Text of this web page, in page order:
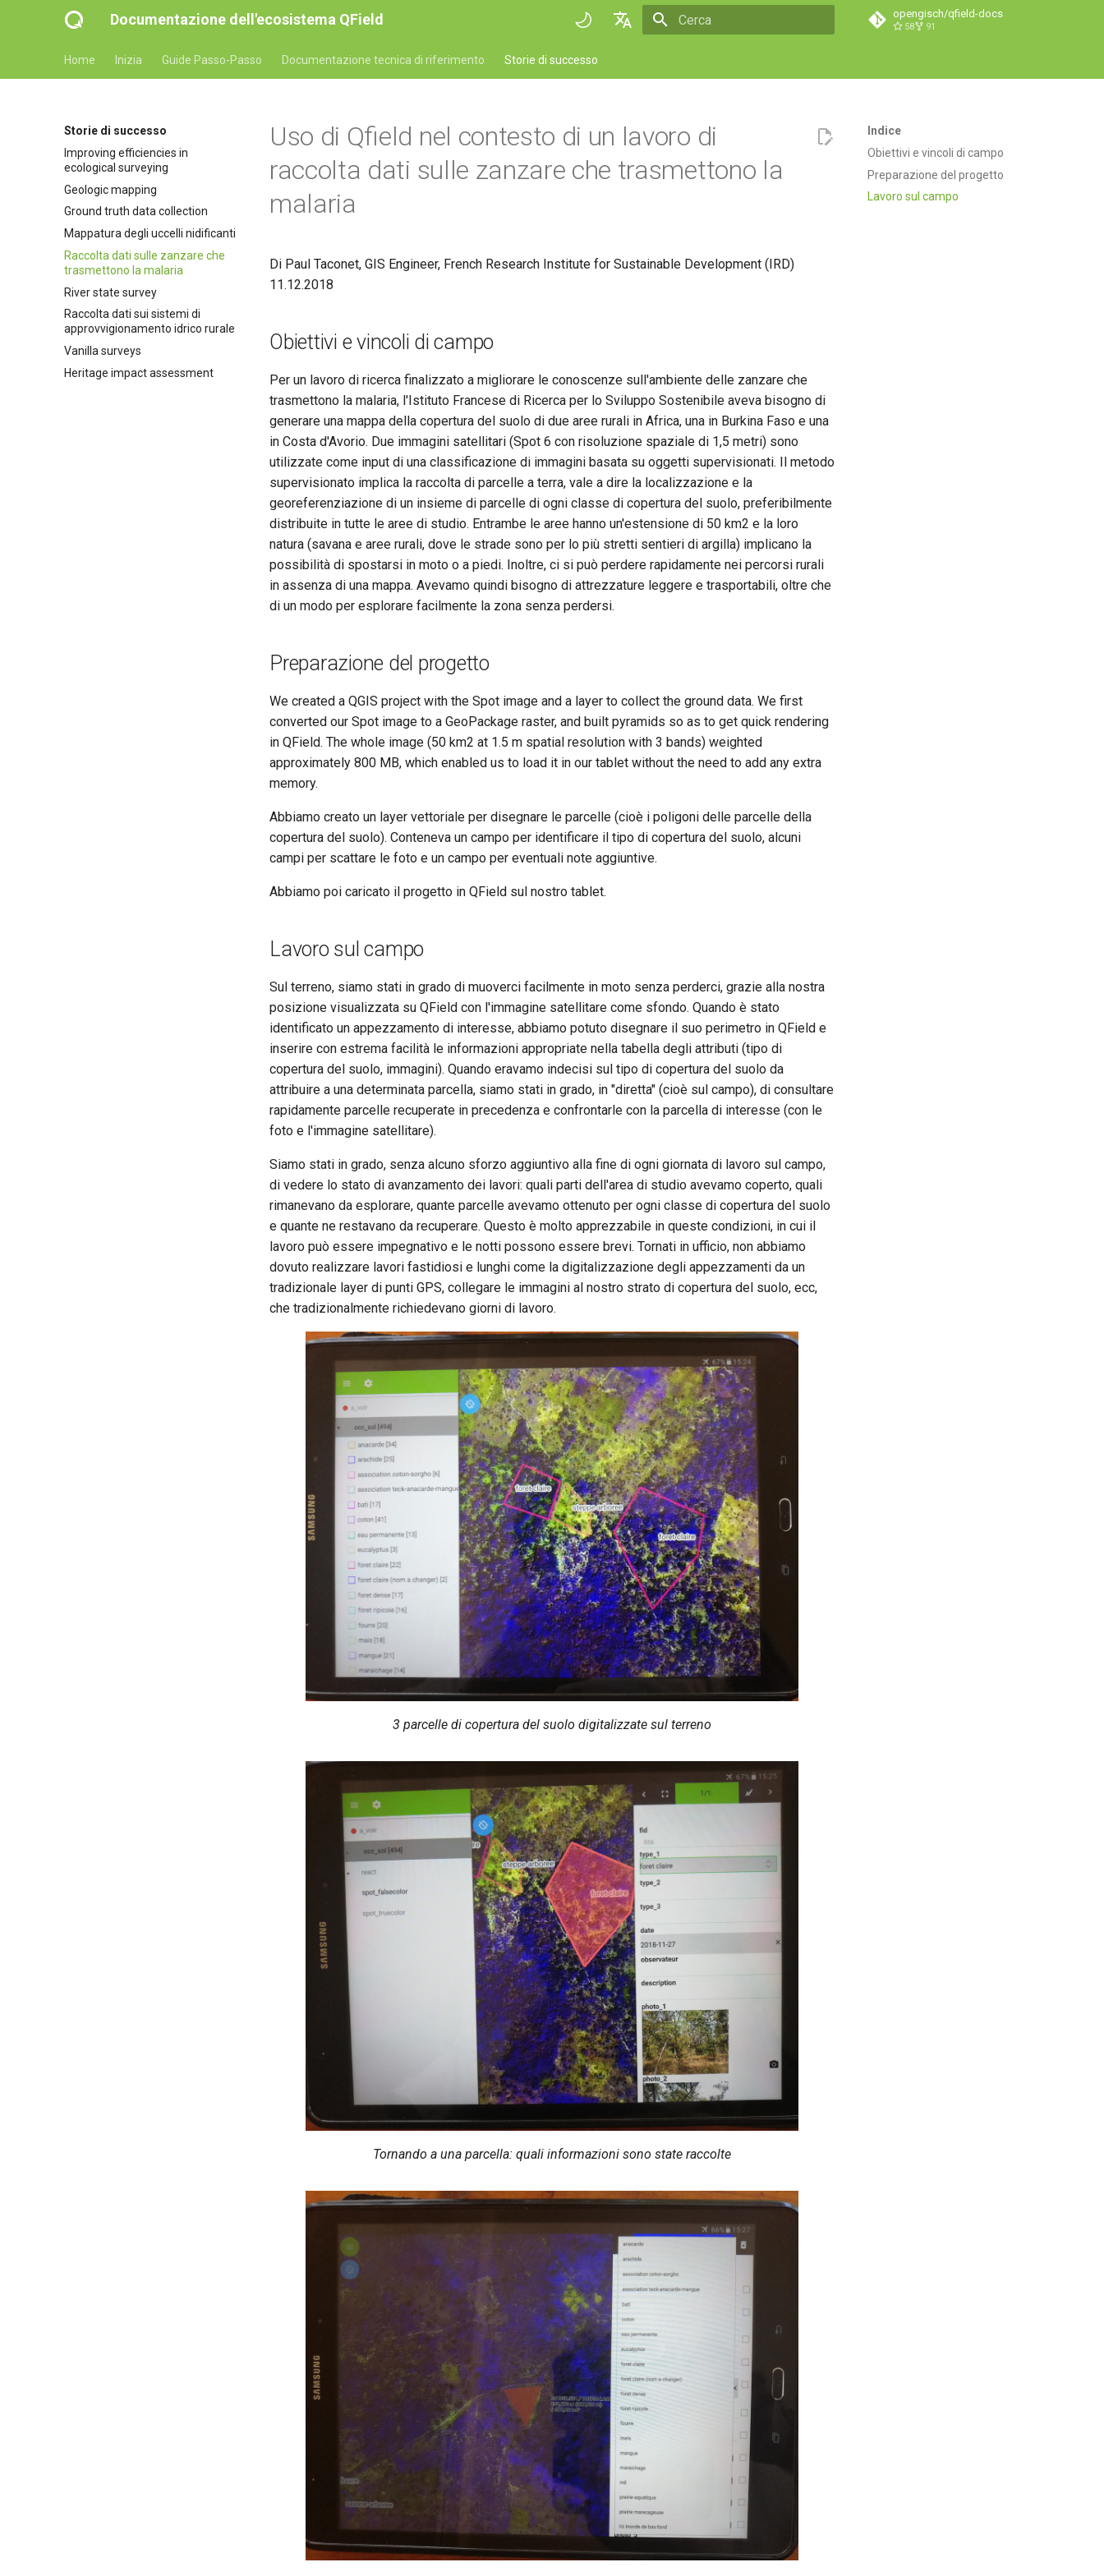
Documentazione dell'ecosistema QField
English
Italiano
日本語
简体中文
opengisch/qfield-docs
58 91
Home Inizia Guide Passo-Passo Documentazione tecnica di riferimento Storie di successo
Storie di successo
Improving efficiencies in
ecological surveying
Geologic mapping
Ground truth data collection
Mappatura degli uccelli nidificanti
Raccolta dati sulle zanzare che
trasmettono la malaria
River state survey
Raccolta dati sui sistemi di
approvvigionamento idrico rurale
Vanilla surveys
Heritage impact assessment
Indice
Obiettivi e vincoli di campo
Preparazione del progetto
Lavoro sul campo
Uso di Qfield nel contesto di un lavoro di
raccolta dati sulle zanzare che trasmettono la
malaria
Di Paul Taconet, GIS Engineer, French Research Institute for Sustainable Development (IRD)
11.12.2018
Obiettivi e vincoli di campo
Per un lavoro di ricerca finalizzato a migliorare le conoscenze sull'ambiente delle zanzare che
trasmettono la malaria, l'Istituto Francese di Ricerca per lo Sviluppo Sostenibile aveva bisogno di
generare una mappa della copertura del suolo di due aree rurali in Africa, una in Burkina Faso e una
in Costa d'Avorio. Due immagini satellitari (Spot 6 con risoluzione spaziale di 1,5 metri) sono
utilizzate come input di una classificazione di immagini basata su oggetti supervisionati. Il metodo
supervisionato implica la raccolta di parcelle a terra, vale a dire la localizzazione e la
georeferenziazione di un insieme di parcelle di ogni classe di copertura del suolo, preferibilmente
distribuite in tutte le aree di studio. Entrambe le aree hanno un'estensione di 50 km2 e la loro
natura (savana e aree rurali, dove le strade sono per lo più stretti sentieri di argilla) implicano la
possibilità di spostarsi in moto o a piedi. Inoltre, ci si può perdere rapidamente nei percorsi rurali
in assenza di una mappa. Avevamo quindi bisogno di attrezzature leggere e trasportabili, oltre che
di un modo per esplorare facilmente la zona senza perdersi.
Preparazione del progetto
We created a QGIS project with the Spot image and a layer to collect the ground data. We first
converted our Spot image to a GeoPackage raster, and built pyramids so as to get quick rendering
in QField. The whole image (50 km2 at 1.5 m spatial resolution with 3 bands) weighted
approximately 800 MB, which enabled us to load it in our tablet without the need to add any extra
memory.
Abbiamo creato un layer vettoriale per disegnare le parcelle (cioè i poligoni delle parcelle della
copertura del suolo). Conteneva un campo per identificare il tipo di copertura del suolo, alcuni
campi per scattare le foto e un campo per eventuali note aggiuntive.
Abbiamo poi caricato il progetto in QField sul nostro tablet.
Lavoro sul campo
Sul terreno, siamo stati in grado di muoverci facilmente in moto senza perderci, grazie alla nostra
posizione visualizzata su QField con l'immagine satellitare come sfondo. Quando è stato
identificato un appezzamento di interesse, abbiamo potuto disegnare il suo perimetro in QField e
inserire con estrema facilità le informazioni appropriate nella tabella degli attributi (tipo di
copertura del suolo, immagini). Quando eravamo indecisi sul tipo di copertura del suolo da
attribuire a una determinata parcella, siamo stati in grado, in "diretta" (cioè sul campo), di consultare
rapidamente parcelle recuperate in precedenza e confrontarle con la parcella di interesse (con le
foto e l'immagine satellitare).
Siamo stati in grado, senza alcuno sforzo aggiuntivo alla fine di ogni giornata di lavoro sul campo,
di vedere lo stato di avanzamento dei lavori: quali parti dell'area di studio avevamo coperto, quali
rimanevano da esplorare, quante parcelle avevamo ottenuto per ogni classe di copertura del suolo
e quante ne restavano da recuperare. Questo è molto apprezzabile in queste condizioni, in cui il
lavoro può essere impegnativo e le notti possono essere brevi. Tornati in ufficio, non abbiamo
dovuto realizzare lavori fastidiosi e lunghi come la digitalizzazione degli appezzamenti da un
tradizionale layer di punti GPS, collegare le immagini al nostro strato di copertura del suolo, ecc,
che tradizionalmente richiedevano giorni di lavoro.
3 parcelle di copertura del suolo digitalizzate sul terreno
Tornando a una parcella: quali informazioni sono state raccolte